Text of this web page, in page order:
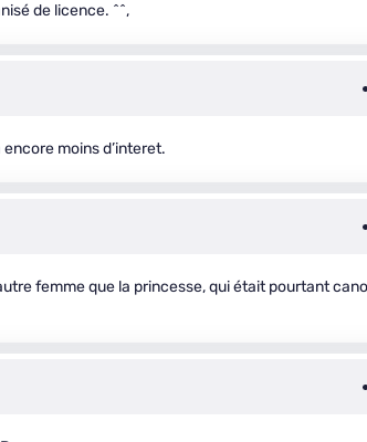
de licence. ^^,
moins d’interet.
femme que la princesse, qui était pourtant